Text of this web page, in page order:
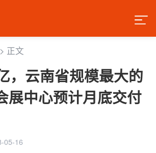
> 正文
，云南省规模最大的
展中心预计月底交付
05-16